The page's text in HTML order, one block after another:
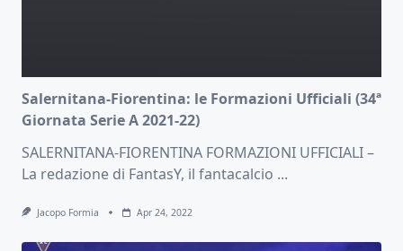
Salernitana-Fiorentina: le Formazioni Ufficiali (34ª
Giornata Serie A 2021-22)
SALERNITANA-FIORENTINA FORMAZIONI UFFICIALI –
La redazione di FantasY, il fantacalcio ...
Jacopo Formia Apr 24, 2022